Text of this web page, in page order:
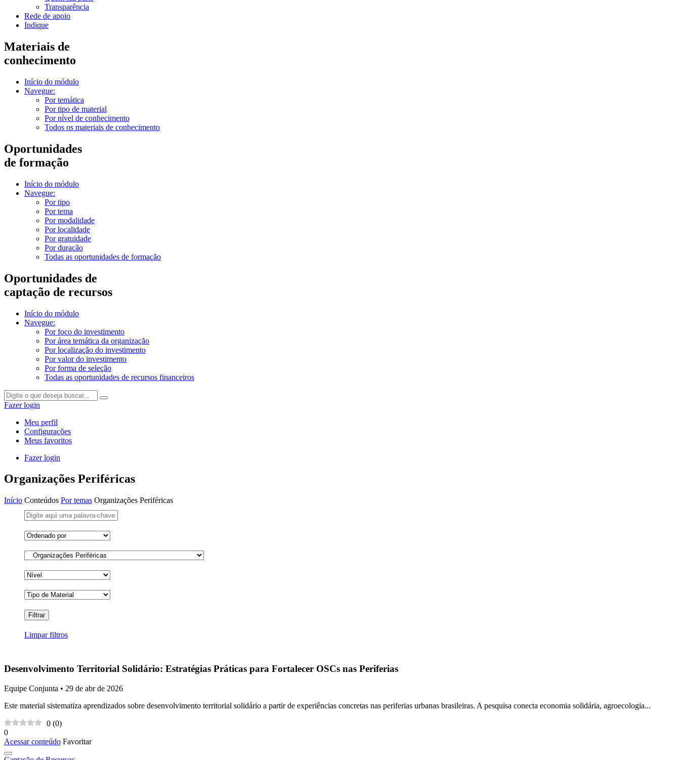
Transparência
Rede de apoio
Indique
Materiais de
conhecimento
Início do módulo
Navegue:
Por temática
Por tipo de material
Por nível de conhecimento
Todos os materiais de conhecimento
Oportunidades
de formação
Início do módulo
Navegue:
Por tipo
Por tema
Por modalidade
Por localidade
Por gratuidade
Por duração
Todas as oportunidades de formação
Oportunidades de
captação de recursos
Início do módulo
Navegue:
Por foco do investimento
Por área temática da organização
Por localização do investimento
Por valor do investimento
Por forma de seleção
Todas as oportunidades de recursos financeiros
Fazer login
Meu perfil
Configurações
Meus favoritos
Fazer login
Organizações Periféricas
Início Conteúdos Por temas Organizações Periféricas
Limpar filtros
Desenvolvimento Territorial Solidário: Estratégias Práticas para Fortalecer OSCs nas Periferias
Equipe Conjunta • 29 de abr de 2026
Este material sistematiza aprendizados sobre desenvolvimento territorial solidário a partir de experiências concretas nas periferias urbanas brasileiras. A pesquisa conecta economia solidária, agroecologia...
0 (0)
0
Acessar conteúdo Favoritar